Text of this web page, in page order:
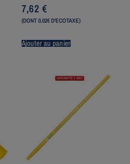
7,62 €
(DONT 0.02€ D'ECOTAXE)
Ajouter au panier